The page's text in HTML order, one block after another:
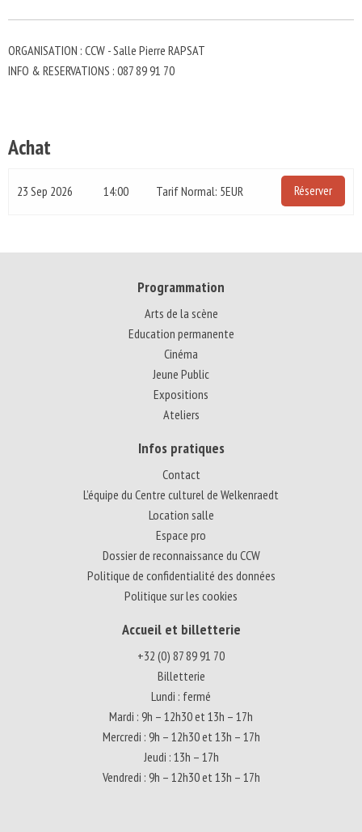
ORGANISATION : CCW - Salle Pierre RAPSAT
INFO & RESERVATIONS : 087 89 91 70
Achat
23 Sep 2026 14:00 Tarif Normal: 5EUR Réserver
Programmation
Arts de la scène
Education permanente
Cinéma
Jeune Public
Expositions
Ateliers
Infos pratiques
Contact
L’équipe du Centre culturel de Welkenraedt
Location salle
Espace pro
Dossier de reconnaissance du CCW
Politique de confidentialité des données
Politique sur les cookies
Accueil et billetterie
+32 (0) 87 89 91 70
Billetterie
Lundi : fermé
Mardi : 9h – 12h30 et 13h – 17h
Mercredi : 9h – 12h30 et 13h – 17h
Jeudi : 13h – 17h
Vendredi : 9h – 12h30 et 13h – 17h